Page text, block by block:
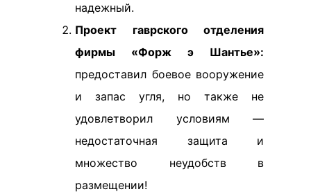
надежный.
Проект гаврского отделения
фирмы «Форж э Шантье»:
предоставил боевое вооружение
и запас угля, но также не
удовлетворил условиям —
недостаточная защита и
множество неудобств в
размещении!